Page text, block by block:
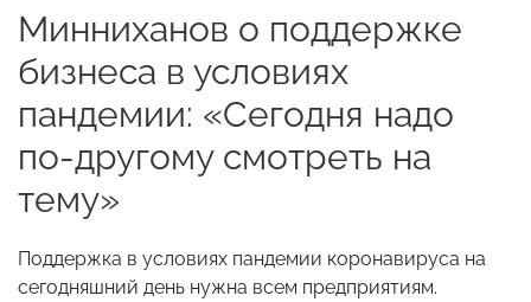
Минниханов о поддержке
бизнеса в условиях
пандемии: «Сегодня надо
по-другому смотреть на
тему»
Поддержка в условиях пандемии коронавируса на
сегодняшний день нужна всем предприятиям.